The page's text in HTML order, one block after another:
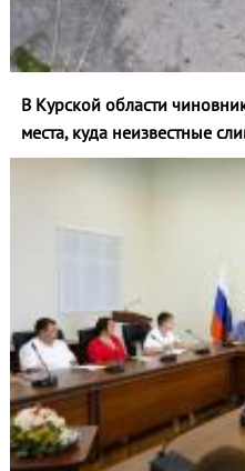
В Курской области
места, куда неизвестные